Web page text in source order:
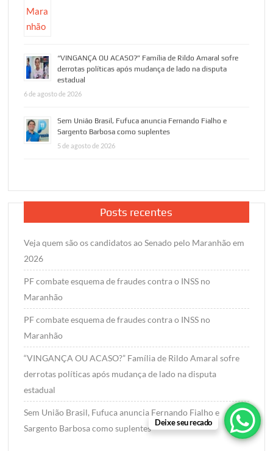
“VINGANÇA OU ACASO?” Família de Rildo Amaral sofre
derrotas políticas após mudança de lado na disputa
estadual
6 de agosto de 2026
Sem União Brasil, Fufuca anuncia Fernando Fialho e
Sargento Barbosa como suplentes
5 de agosto de 2026
Posts recentes
Veja quem são os candidatos ao Senado pelo Maranhão em
2026
PF combate esquema de fraudes contra o INSS no
Maranhão
PF combate esquema de fraudes contra o INSS no
Maranhão
“VINGANÇA OU ACASO?” Família de Rildo Amaral sofre
derrotas políticas após mudança de lado na disputa
estadual
Sem União Brasil, Fufuca anuncia Fernando Fialho e
Sargento Barbosa como suplentes
Deixe seu recado